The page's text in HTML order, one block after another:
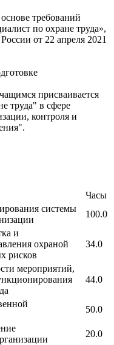
требований
по охране труда»,
от 22 апреля 2021
присваивается
труда" в сфере
контроля и
Часы
системы
100.0
и
охраной
рисков
34.0
мероприятий,
44.0
50.0
20.0